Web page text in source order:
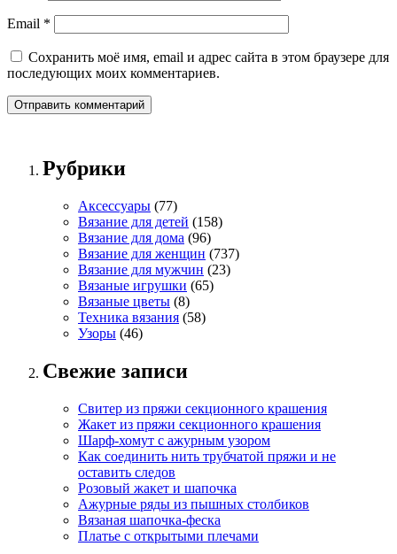
Email *
Сохранить моё имя, email и адрес сайта в этом браузере для
последующих моих комментариев.
Рубрики
Аксессуары (77)
Вязание для детей (158)
Вязание для дома (96)
Вязание для женщин (737)
Вязание для мужчин (23)
Вязаные игрушки (65)
Вязаные цветы (8)
Техника вязания (58)
Узоры (46)
Свежие записи
Свитер из пряжи секционного крашения
Жакет из пряжи секционного крашения
Шарф-хомут с ажурным узором
Как соединить нить трубчатой пряжи и не
оставить следов
Розовый жакет и шапочка
Ажурные ряды из пышных столбиков
Вязаная шапочка-феска
Платье с открытыми плечами